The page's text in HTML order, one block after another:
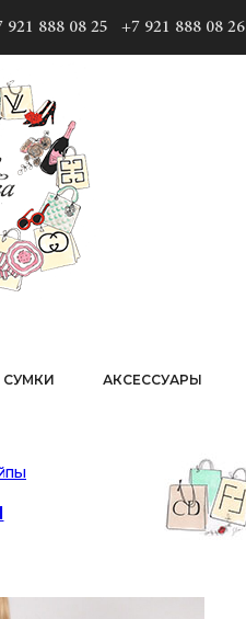
921 888 08 25 +7 921 888 08 26
СУМКИ АКСЕССУАРЫ